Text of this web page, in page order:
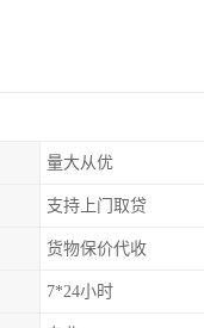
量大从优
支持上门取贷
货物保价代收
7*24小时